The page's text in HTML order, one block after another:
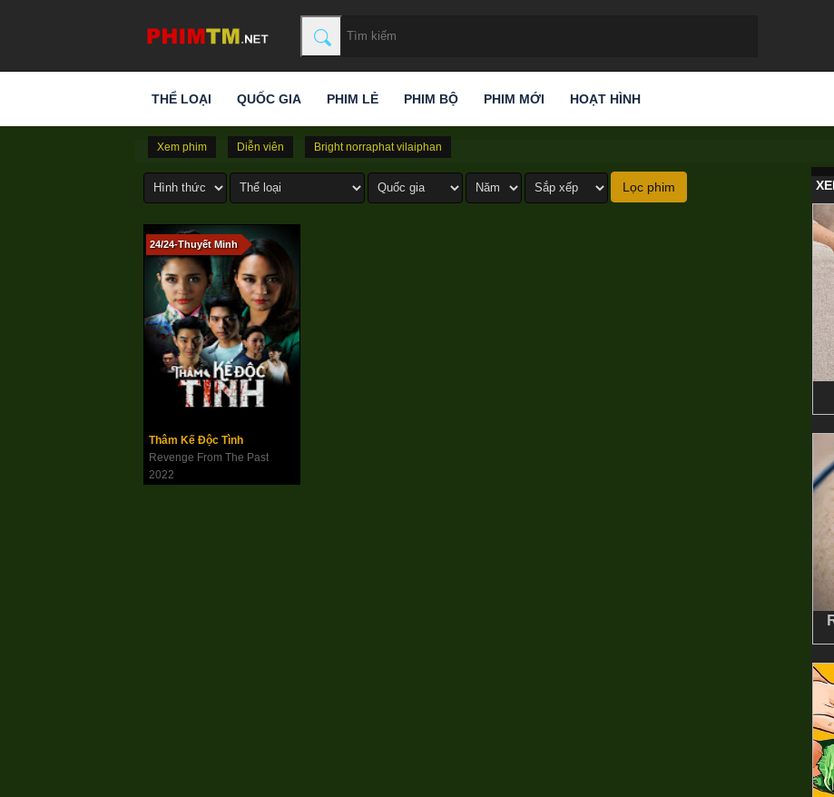
THỂ LOẠI QUỐC GIA PHIM LẺ PHIM BỘ PHIM MỚI HOẠT HÌNH
Xem phim Diễn viên Bright norraphat vilaiphan
24/24-Thuyết Minh
Thâm Kế Độc Tình
Revenge From The Past
2022